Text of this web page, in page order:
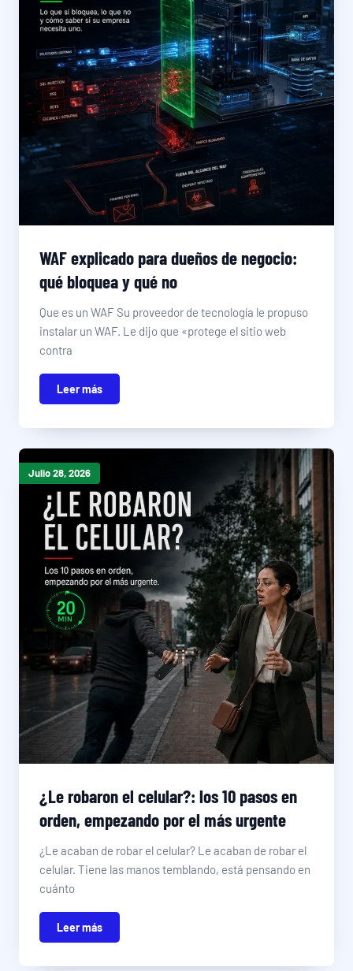
WAF explicado para dueños de negocio:
qué bloquea y qué no
Que es un WAF Su proveedor de tecnología le propuso
instalar un WAF. Le dijo que «protege el sitio web
contra
Leer más
Julio 28, 2026
¿Le robaron el celular?: los 10 pasos en
orden, empezando por el más urgente
¿Le acaban de robar el celular? Le acaban de robar el
celular. Tiene las manos temblando, está pensando en
cuánto
Leer más